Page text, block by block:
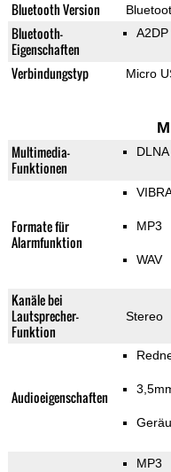
Bluetooth Version
Bluetooth-
Eigenschaften
A2DP
Verbindungstyp Micro
Multimedia-
Funktionen
DLNA
Formate für
Alarmfunktion
MP3
WAV
Kanäle bei
Lautsprecher-
Funktion
Stereo
Audioeigenschaften
MP3